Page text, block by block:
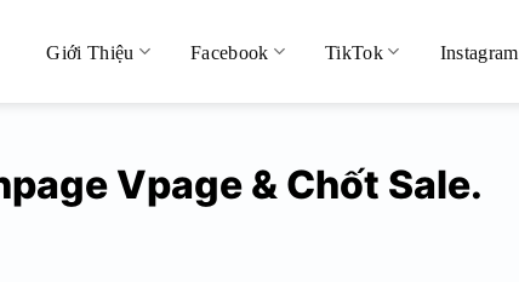
Giới Thiệu Facebook TikTok Instagram
Vpage & Chốt Sale.